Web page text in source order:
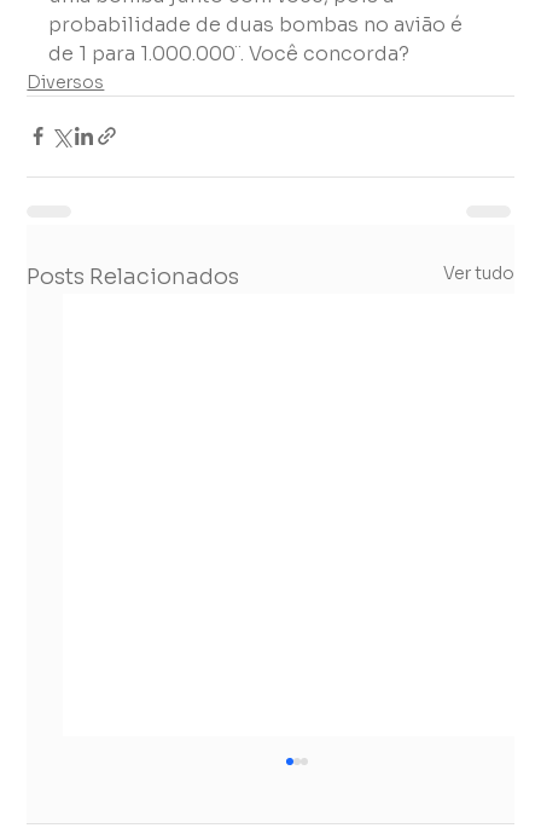
probabilidade de duas bombas no avião é
de 1 para 1.000.000¨. Você concorda?
Diversos
Posts Relacionados Ver tudo